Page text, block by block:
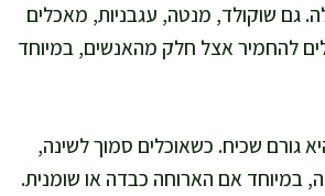
גם שוקולד, מנטה, עגבניות, מאכלים
להחמיר אצל חלק מהאנשים, במיוחד
גורם שכיח. כשאוכלים סמוך לשינה,
במיוחד אם הארוחה כבדה או שומנית.